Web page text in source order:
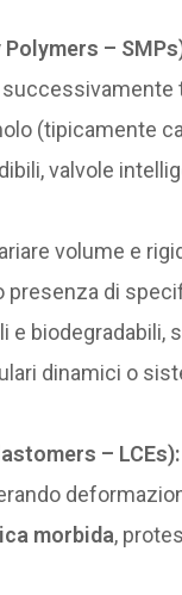
–
(tipicamente
valvole
volume e
presenza di
biodegradabili,
dinamici o
– LCEs):
morbida,